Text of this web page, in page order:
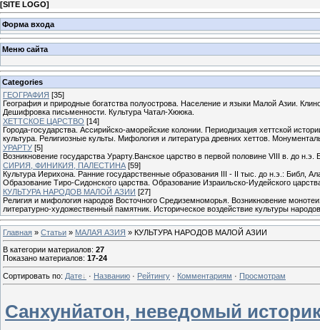
[SITE LOGO]
Форма входа
Меню сайта
Categories
ГЕОГРАФИЯ [35]
География и природные богатства полуострова. Население и языки Малой Азии.
Дешифровка письменности. Культура Чатал-Хююка.
ХЕТТСКОЕ ЦАРСТВО [14]
Города-государства. Ассирийско-аморейские колонии. Периодизация хеттской
культура. Религиозные культы. Мифология и литература древних хеттов.
УРАРТУ [5]
Возникновение государства Урарту.Ванское царство в первой половине VIII в. до
СИРИЯ, ФИНИКИЯ, ПАЛЕСТИНА [59]
Культура Иерихона. Ранние государственные образования III - II тыс. до н.э.: Библ,
Образование Тиро-Сидонского царства. Образование Израильско-Иудейского
КУЛЬТУРА НАРОДОВ МАЛОЙ АЗИИ [27]
Религия и мифология народов Восточного Средиземноморья. Возникновение
литературно-художественный памятник. Историческое воздействие культуры
Главная » Статьи » МАЛАЯ АЗИЯ » КУЛЬТУРА НАРОДОВ МАЛОЙ АЗИИ
В категории материалов: 27
Показано материалов: 17-24
Сортировать по: Дате · Названию · Рейтингу · Комментариям · Просмотрам
Санхунйатон, неведомый